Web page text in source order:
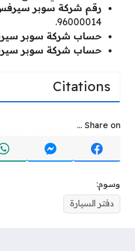
رقم شركة سوبر
96000014.
حساب شركة سوبر
حساب شركة سوبر
Citations
Share on ...
وسوم:
دفتر السيارة